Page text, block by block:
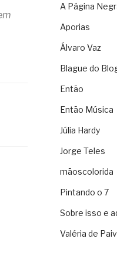
A Página
Aporias
Álvaro Vaz
Blague do
Então
Então Música
Júlia Hardy
Jorge Teles
mãoscolorida
Pintando o 7
Sobre isso e
Valéria de